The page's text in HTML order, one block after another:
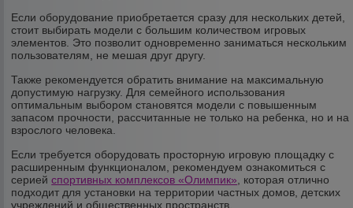
Если оборудование приобретается сразу для нескольких детей,
стоит выбирать модели с большим количеством игровых
элементов. Это позволит одновременно заниматься нескольким
пользователям, не мешая друг другу.
Также рекомендуется обратить внимание на максимальную
допустимую нагрузку. Для семейного использования
оптимальным выбором становятся модели с повышенным
запасом прочности, рассчитанные не только на ребенка, но и на
взрослого человека.
Если требуется оборудовать просторную игровую площадку с
расширенным функционалом, рекомендуем ознакомиться с
сериейспортивных комплексов «Олимпик» , которая отлично
подходит для установки на территории частных домов, детских
учреждений и общественных пространств.